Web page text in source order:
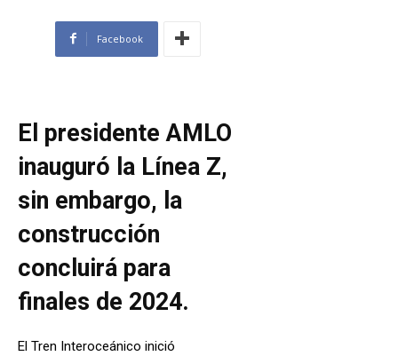
Facebook
El presidente AMLO
inauguró la Línea Z,
sin embargo, la
construcción
concluirá para
finales de 2024.
El Tren Interoceánico inició